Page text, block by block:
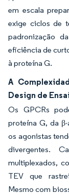
em escala
exige ciclos de
padronização
eficiência de
à proteína G.
A
Design de
Os GPCRs
proteína G, da
os agonistas
divergentes.
multiplexados,
TEV que
Mesmo com